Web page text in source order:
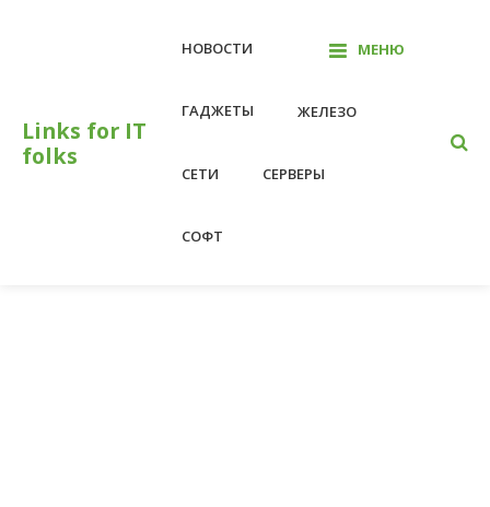
Links for IT
folks
МЕНЮ
НОВОСТИ
ГАДЖЕТЫ ЖЕЛЕЗО
СЕТИ СЕРВЕРЫ
СОФТ